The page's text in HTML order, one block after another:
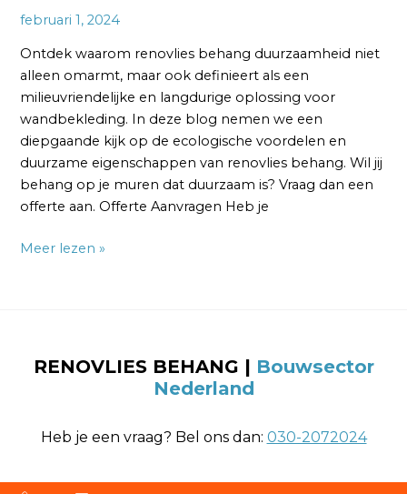
februari 1, 2024
Ontdek waarom renovlies behang duurzaamheid niet
alleen omarmt, maar ook definieert als een
milieuvriendelijke en langdurige oplossing voor
wandbekleding. In deze blog nemen we een
diepgaande kijk op de ecologische voordelen en
duurzame eigenschappen van renovlies behang. Wil jij
behang op je muren dat duurzaam is? Vraag dan een
offerte aan. Offerte Aanvragen Heb je
Meer lezen »
RENOVLIES BEHANG | Bouwsector
Nederland
Heb je een vraag? Bel ons dan: 030-2072024